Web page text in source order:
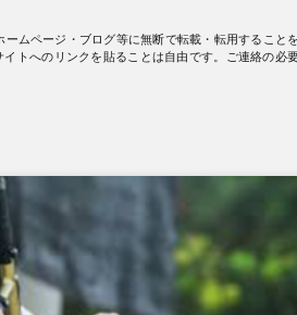
ムページ・ブログ等に無断で転載・転用すること
トへのリンクを貼ることは自由です。ご連絡の必